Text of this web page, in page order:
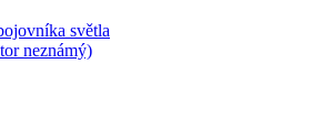
světla
neznámý)